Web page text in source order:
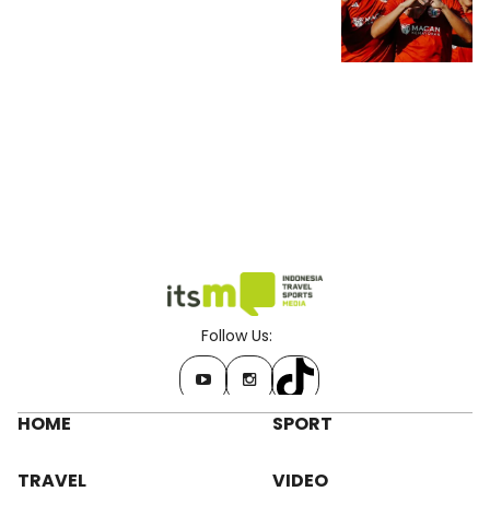
Follow Us:
HOME SPORT
TRAVEL VIDEO